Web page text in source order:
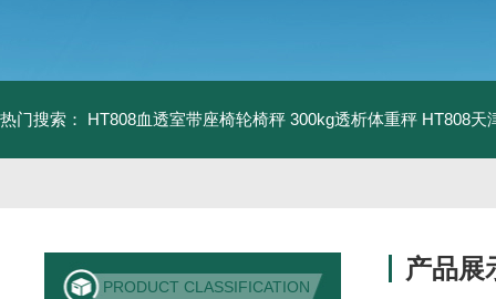
热门搜索： HT808血透室带座椅轮椅秤 300kg透析体重秤 HT808天
PRODUCT CLASSIFICATION
产品展